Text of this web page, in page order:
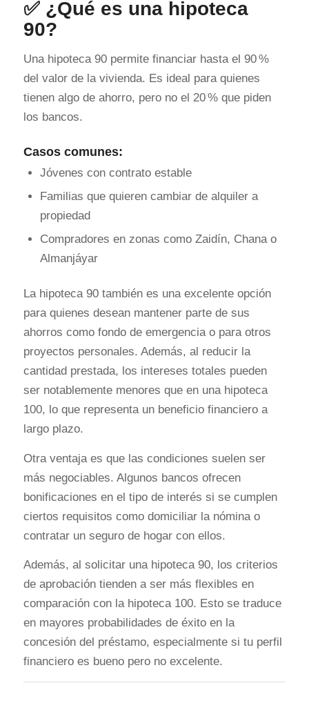
✅ ¿Qué es una hipoteca
90?
Una hipoteca 90 permite financiar hasta el 90 %
del valor de la vivienda. Es ideal para quienes
tienen algo de ahorro, pero no el 20 % que piden
los bancos.
Casos comunes:
Jóvenes con contrato estable
Familias que quieren cambiar de alquiler a
propiedad
Compradores en zonas como Zaidín, Chana o
Almanjáyar
La hipoteca 90 también es una excelente opción
para quienes desean mantener parte de sus
ahorros como fondo de emergencia o para otros
proyectos personales. Además, al reducir la
cantidad prestada, los intereses totales pueden
ser notablemente menores que en una hipoteca
100, lo que representa un beneficio financiero a
largo plazo.
Otra ventaja es que las condiciones suelen ser
más negociables. Algunos bancos ofrecen
bonificaciones en el tipo de interés si se cumplen
ciertos requisitos como domiciliar la nómina o
contratar un seguro de hogar con ellos.
Además, al solicitar una hipoteca 90, los criterios
de aprobación tienden a ser más flexibles en
comparación con la hipoteca 100. Esto se traduce
en mayores probabilidades de éxito en la
concesión del préstamo, especialmente si tu perfil
financiero es bueno pero no excelente.